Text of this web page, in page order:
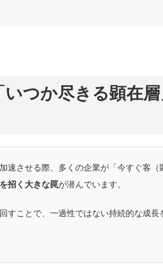
つか尽きる顕在
速させる際、多くの企業が「今すぐ客（
招く大きな罠が潜んでいます。
すことで、一過性ではない持続的な成長